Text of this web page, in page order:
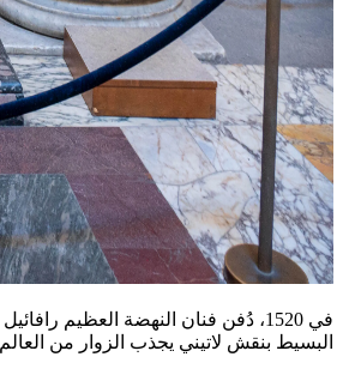
في 1520، دُفن فنان النهضة العظيم
البسيط بنقش لاتيني يجذب الزوار من